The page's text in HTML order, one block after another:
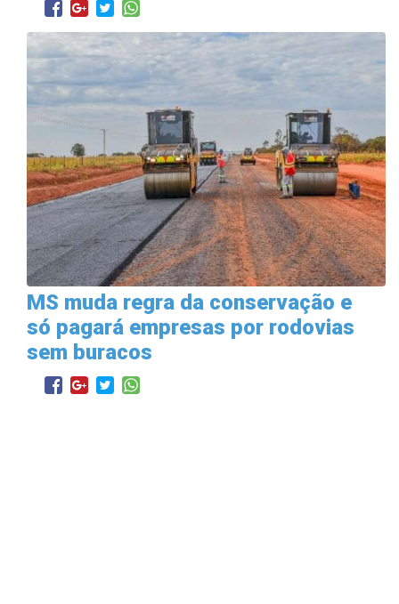
MS muda regra da conservação e
só pagará empresas por rodovias
sem buracos